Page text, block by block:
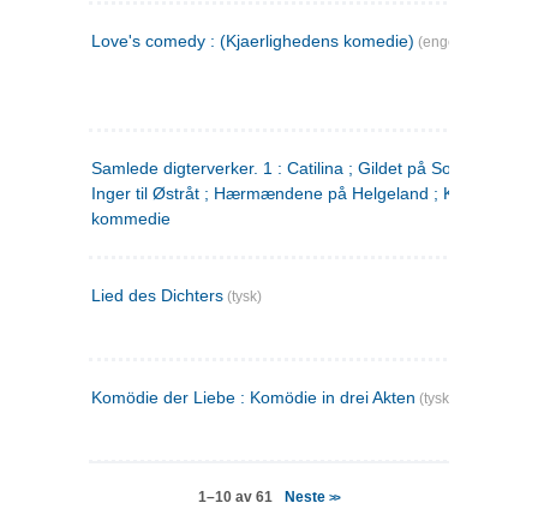
Love's comedy : (Kjaerlighedens komedie) (engelsk)
Samlede digterverker. 1 : Catilina ; Gildet på Solhaug ; Fru
Inger til Østråt ; Hærmændene på Helgeland ;
kommedie
Lied des Dichters (tysk)
Komödie der Liebe : Komödie in drei Akten (tysk)
1–10 av 61 Neste>>